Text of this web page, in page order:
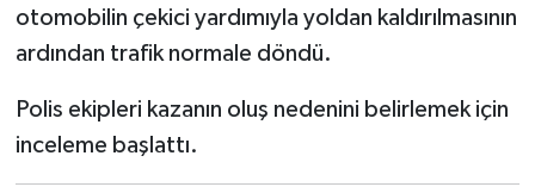
otomobilin çekici yardımıyla yoldan kaldırılmasının
ardından trafik normale döndü.
Polis ekipleri kazanın oluş nedenini belirlemek için
inceleme başlattı.